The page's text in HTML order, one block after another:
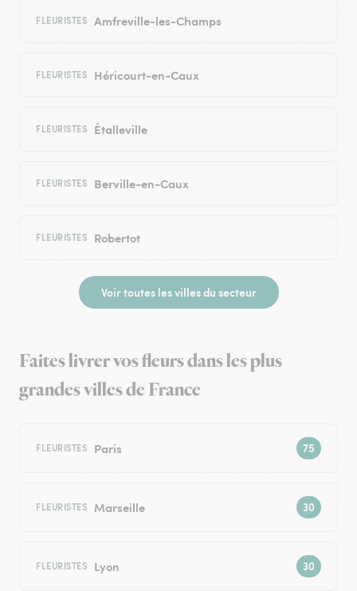
FLEURISTES Amfreville-les-Champs
FLEURISTES Héricourt-en-Caux
FLEURISTES Étalleville
FLEURISTES Berville-en-Caux
FLEURISTES Robertot
Voir toutes les villes du secteur
Faites livrer vos fleurs dans les plus
grandes villes de France
FLEURISTES Paris
FLEURISTES Marseille
FLEURISTES Lyon